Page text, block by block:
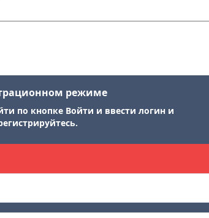
режиме
по кнопке Войти и ввести логин и